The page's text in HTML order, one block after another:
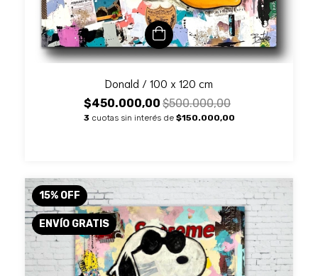
Donald / 100 x 120 cm
$450.000,00 $500.000,00
3 cuotas sin interés de $150.000,00
15% OFF
ENVÍO GRATIS